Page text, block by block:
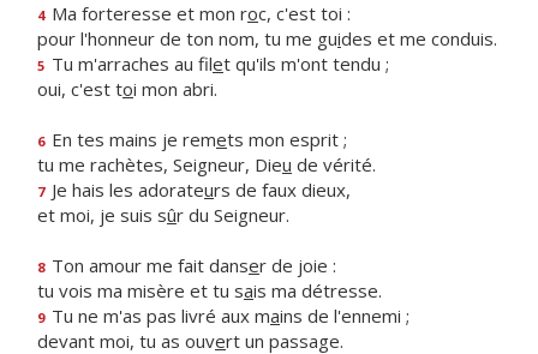
4 Ma forteresse et mon roc, c'est toi :
pour l'honneur de ton nom, tu me guides et me conduis.
5 Tu m'arraches au filet qu'ils m'ont tendu ;
oui, c'est toi mon abri.
6 En tes mains je remets mon esprit ;
tu me rachètes, Seigneur, Dieu de vérité.
7 Je hais les adorateurs de faux dieux,
et moi, je suis sûr du Seigneur.
8 Ton amour me fait danser de joie :
tu vois ma misère et tu sais ma détresse.
9 Tu ne m'as pas livré aux mains de l'ennemi ;
devant moi, tu as ouvert un passage.